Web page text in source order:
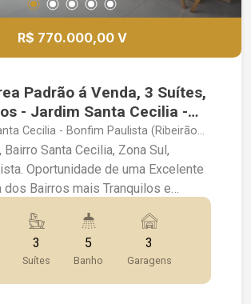
R$ 770.000,00 V
Padrão á Venda, 3 Suítes,
Cecilia -
- SP
Cecilia - Bonfim Paulista (Ribeirão
Bairro Santa Cecilia, Zona Sul,
Oportunidade de uma Excelente
dos Bairros mais Tranquilos e
de Bonfim Paulista. Um Imóvel
Ótimo Padrão de Construção e
Busca Conforto, Privacidade e
do Imóvel: Casa
de Construção; 3 Suítes com
3
Suítes
5
Banho
3
Garagens